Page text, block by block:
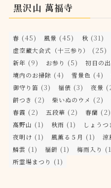
黒沢山 萬福寺
春 (45) 風景 (45) 秋 (31)
虚空蔵大会式（十三参り） (25)
新年 (9) お参り (5) 初日の出
境内のお掃除 (4) 雪景色 (4)
御守り笛 (3) 福俵 (3) 夜景
餅つき (2) 柴いぬのウメ (2)
春霞 (2) 五段華 (2) 春蘭 (2)
高野山 (1) 秋雨 (1) しょうつ
夜明け (1) 風薫る５月 (1) 涼
鱗雲 (1) 福餅 (1) 梅雨入り
所霊場まつり (1)